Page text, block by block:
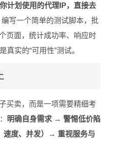
计划使用的代理IP，直接去
编写一个简单的测试脚本，批
页面，统计成功率、响应时
实的“可用性”测试。
买卖，而是一项需要精细考
明确自身需求 → 警惕低价陷
速度、并发）→ 重视服务与